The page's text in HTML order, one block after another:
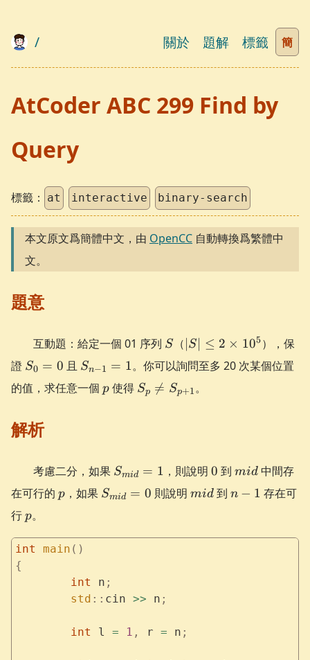
/ 關於 題解 標籤 簡
AtCoder ABC 299 Find by
Query
標籤： at interactive binary-search
本文原文爲簡體中文，由 OpenCC 自動轉換爲繁體中
文。
題意
互動題：給定一個 01 序列 S
S （|S| \leq
2\times
10^5
S ≤ 2 × 105 ），保
證 S_0
S0 = 0 且 S_{n
= 1
Sn−1 = 1。你可以詢問至多 20 次某個位置
的值，求任意一個 p
p 使得 S_p
\neq
Sp 
= Sp+1。
解析
考慮二分，如果 S_{mid}
Smid = 1 ，則說明 0
0 到 mid
mid中間存
在可行的 p
p ，如果 S_{mid}
Smid = 0 則說明 mid
mid到 n-
n − 1 存在可
行p
p。
int main ()
{
	int
n ;
	std
:: cin >> n ;
	int
l = 1 , r = n ;